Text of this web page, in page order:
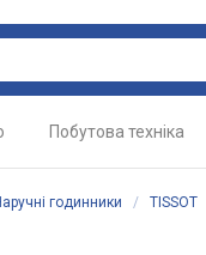
Побутова техніка
годинники / TISSOT